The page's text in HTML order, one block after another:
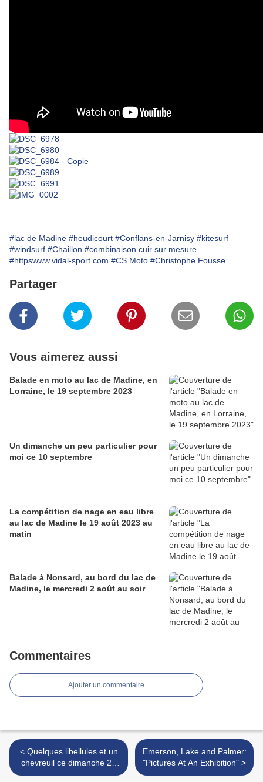
#lac de Madine #heudicourt #Conflans-en-Jarnisy #kitesurf
#windsurf #Chaillon #combinaison cuir sur mesure
#httpswww.vidal-sport.com #CS Moto #Christophe Fousse
Partager
Vous aimerez aussi
Balade en moto au lac de Madine, en
Lorraine, le 19 septembre 2023
Un dimanche un peu particulier pour
moi ce 10 septembre
La compétition de nage en eau libre
au lac de Madine le 19 août 2023 au
matin
Balade à Nonsard, au bord du lac de
Madine, le mercredi 2 août au soir
Commentaires
Ajouter un commentaire
< Quelques libellules et un
chevreuil ce dimanche 26
juillet 2020 à Jarny, en
Emerson, Lake and Palmer:
"Pictures At An Exhibition" >